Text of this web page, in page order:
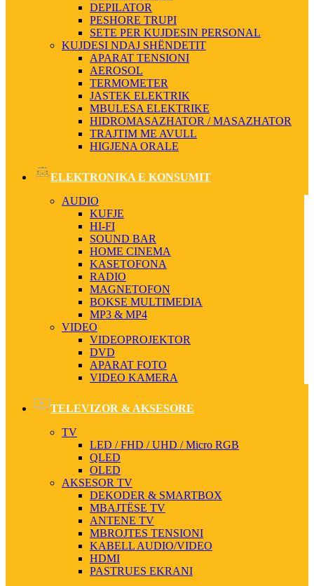
DEPILATOR
PESHORE TRUPI
SETE PER KUJDESIN PERSONAL
KUJDESI NDAJ SHËNDETIT
APARAT TENSIONI
AEROSOL
TERMOMETER
JASTEK ELEKTRIK
MBULESA ELEKTRIKE
HIDROMASAZHATOR / MASAZHATOR
TRAJTIM ME AVULL
HIGJENA ORALE
ELEKTRONIKA E KONSUMIT
AUDIO
KUFJE
HI-FI
SOUND BAR
HOME CINEMA
KASETOFONA
RADIO
MAGNETOFON
BOKSE MULTIMEDIA
MP3 & MP4
VIDEO
VIDEOPROJEKTOR
DVD
APARAT FOTO
VIDEO KAMERA
TELEVIZOR & AKSESORE
TV
LED / FHD / UHD / Micro RGB
QLED
OLED
AKSESOR TV
DEKODER & SMARTBOX
MBAJTËSE TV
ANTENE TV
MBROJTES TENSIONI
KABELL AUDIO/VIDEO
HDMI
PASTRUES EKRANI